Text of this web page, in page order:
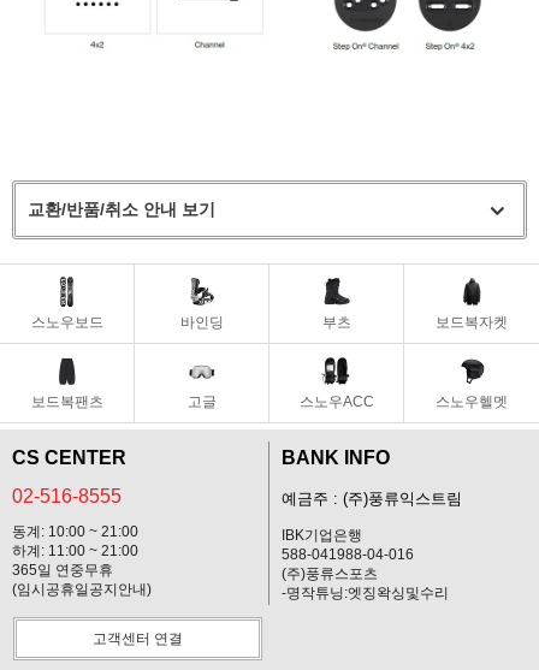
교환/반품/취소 안내 보기
스노우보드 바인딩 부츠 보드복자켓
보드복팬츠 고글 스노우ACC 스노우헬멧
CS CENTER
02-516-8555
동계: 10:00 ~ 21:00
하계: 11:00 ~ 21:00
365일 연중무휴
(임시공휴일공지안내)
BANK INFO
예금주 : (주)풍류익스트림
IBK기업은행
588-041988-04-016
(주)풍류스포츠
-명작튜닝:엣징왁싱및수리
고객센터 연결